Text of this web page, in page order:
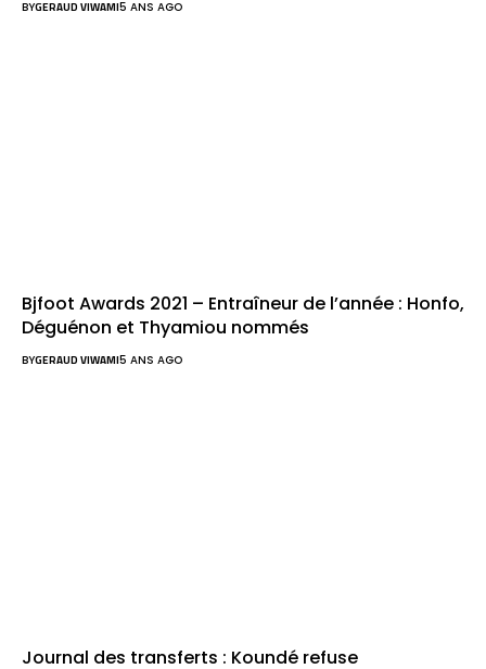
BYGERAUD VIWAMI5 ANS AGO
Bjfoot Awards 2021 – Entraîneur de l’année : Honfo,
Déguénon et Thyamiou nommés
BYGERAUD VIWAMI5 ANS AGO
Journal des transferts : Koundé refuse